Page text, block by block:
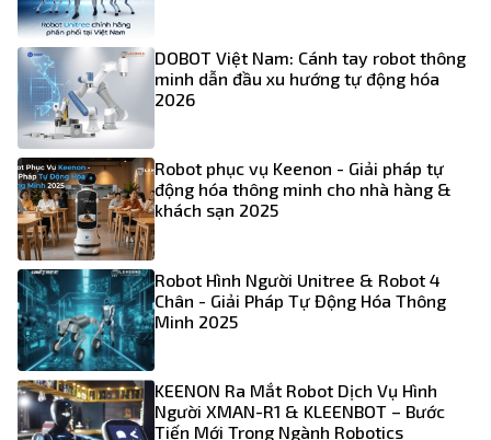
DOBOT Việt Nam: Cánh tay robot thông
minh dẫn đầu xu hướng tự động hóa
2026
Robot phục vụ Keenon - Giải pháp tự
động hóa thông minh cho nhà hàng &
khách sạn 2025
Robot Hình Người Unitree & Robot 4
Chân - Giải Pháp Tự Động Hóa Thông
Minh 2025
KEENON Ra Mắt Robot Dịch Vụ Hình
Người XMAN-R1 & KLEENBOT – Bước
Tiến Mới Trong Ngành Robotics